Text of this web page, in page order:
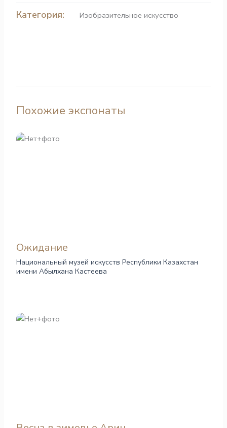
Категория: Изобразительное искусство
Похожие экспонаты
Ожидание
Национальный музей искусств Республики Казахстан
имени Абылхана Кастеева